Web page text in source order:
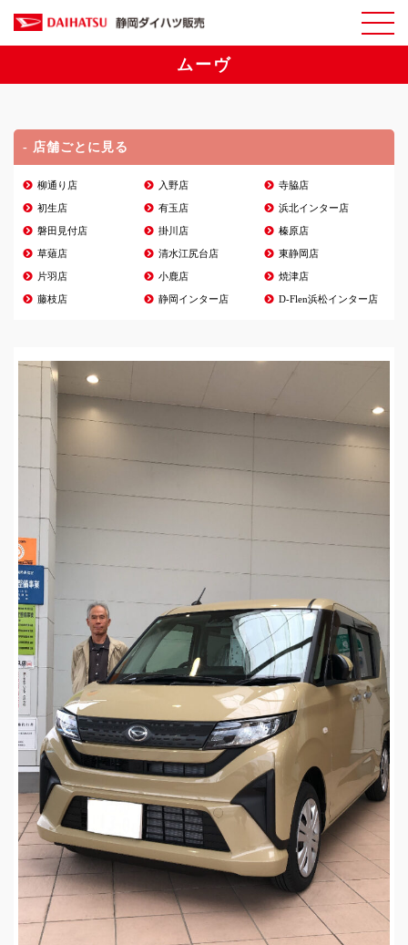
ムーヴ
- 店舗ごとに見る
柳通り店 入野店 寺脇店
初生店 有玉店 浜北インター店
磐田見付店 掛川店 榛原店
草薙店 清水江尻台店 東静岡店
片羽店 小鹿店 焼津店
藤枝店 静岡インター店 D-Flen浜松インター店